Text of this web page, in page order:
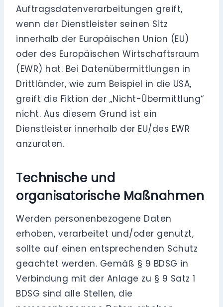
Auftragsdatenverarbeitungen greift,
wenn der Dienstleister seinen Sitz
innerhalb der Europäischen Union (EU)
oder des Europäischen Wirtschaftsraum
(EWR) hat. Bei Datenübermittlungen in
Drittländer, wie zum Beispiel in die USA,
greift die Fiktion der „Nicht-Übermittlung“
nicht. Aus diesem Grund ist ein
Dienstleister innerhalb der EU/des EWR
anzuraten.
Technische und
organisatorische Maßnahmen
Werden personenbezogene Daten
erhoben, verarbeitet und/oder genutzt,
sollte auf einen entsprechenden Schutz
geachtet werden. Gemäß § 9 BDSG in
Verbindung mit der Anlage zu § 9 Satz 1
BDSG sind alle Stellen, die